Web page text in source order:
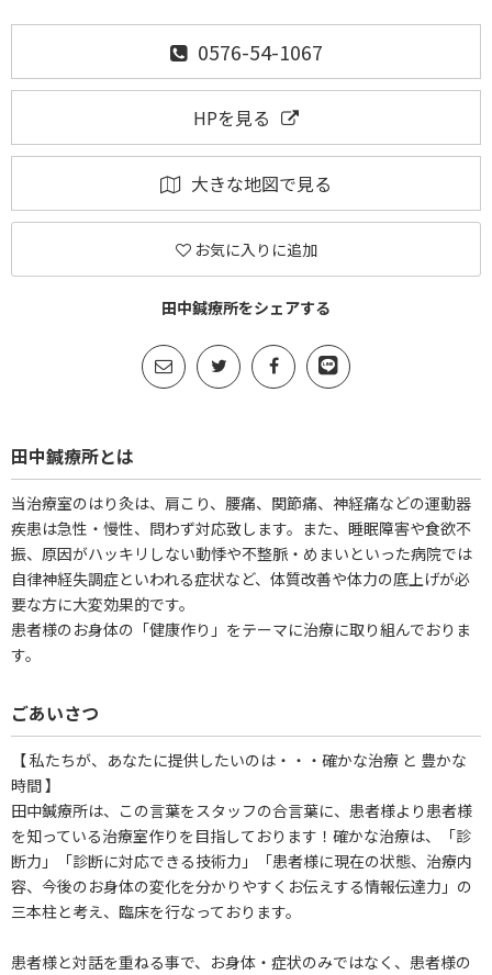
0576-54-1067
HPを見る
大きな地図で見る
お気に入りに追加
田中鍼療所をシェアする
田中鍼療所とは
当治療室のはり灸は、肩こり、腰痛、関節痛、神経痛などの運動器
疾患は急性・慢性、問わず対応致します。また、睡眠障害や食欲不
振、原因がハッキリしない動悸や不整脈・めまいといった病院では
自律神経失調症といわれる症状など、体質改善や体力の底上げが必
要な方に大変効果的です。
患者様のお身体の「健康作り」をテーマに治療に取り組んでおりま
す。
ごあいさつ
【 私たちが、あなたに提供したいのは・・・確かな治療 と 豊かな
時間 】
田中鍼療所は、この言葉をスタッフの合言葉に、患者様より患者様
を知っている治療室作りを目指しております！確かな治療は、「診
断力」「診断に対応できる技術力」「患者様に現在の状態、治療内
容、今後のお身体の変化を分かりやすくお伝えする情報伝達力」の
三本柱と考え、臨床を行なっております。
患者様と対話を重ねる事で、お身体・症状のみではなく、患者様の